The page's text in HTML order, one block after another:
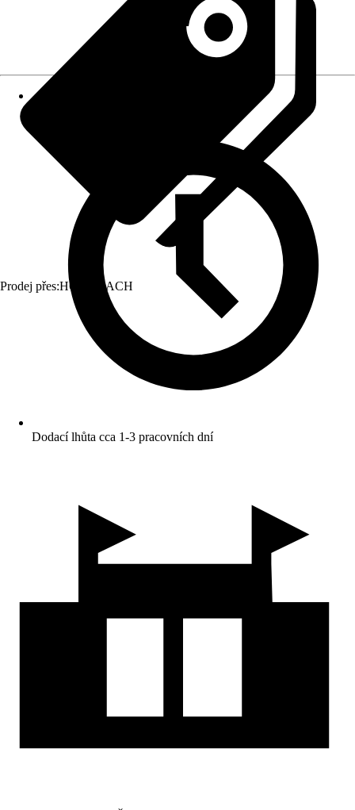
Prodej přes:HORNBACH
Dodací lhůta cca 1-3 pracovních dní